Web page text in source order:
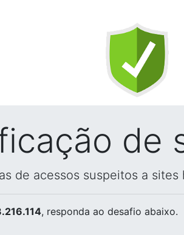
de
de acessos suspeitos a sites
, responda ao desafio abaixo.